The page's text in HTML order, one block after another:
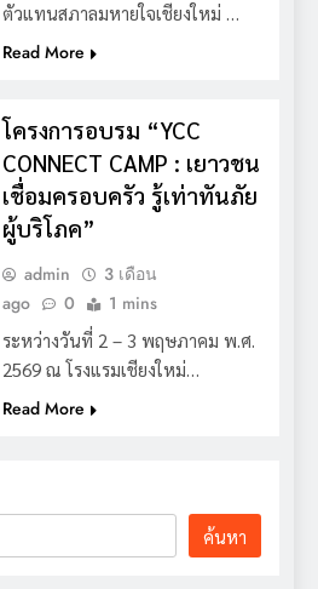
ตัวแทนสภาลมหายใจเชียงใหม่ …
Read More
โครงการอบรม “YCC
CONNECT CAMP : เยาวชน
เชื่อมครอบครัว รู้เท่าทันภัย
ผู้บริโภค”
admin
3 เดือน
ago
0 1 mins
ระหว่างวันที่ 2 – 3 พฤษภาคม พ.ศ.
2569 ณ โรงแรมเชียงใหม่…
Read More
ค้นหา